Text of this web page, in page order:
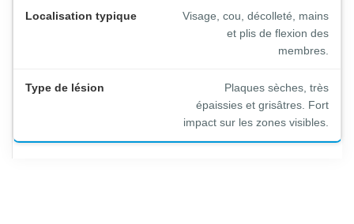
Visage, cou, décolleté, mains
et plis de flexion des
membres.
Plaques sèches, très
épaissies et grisâtres. Fort
impact sur les zones visibles.